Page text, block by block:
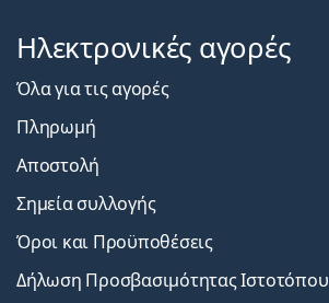
Ηλεκτρονικές αγορές
Όλα για τις αγορές
Πληρωμή
Αποστολή
Σημεία συλλογής
Όροι και Προϋποθέσεις
Δήλωση Προσβασιμότητας Ιστοτόπου